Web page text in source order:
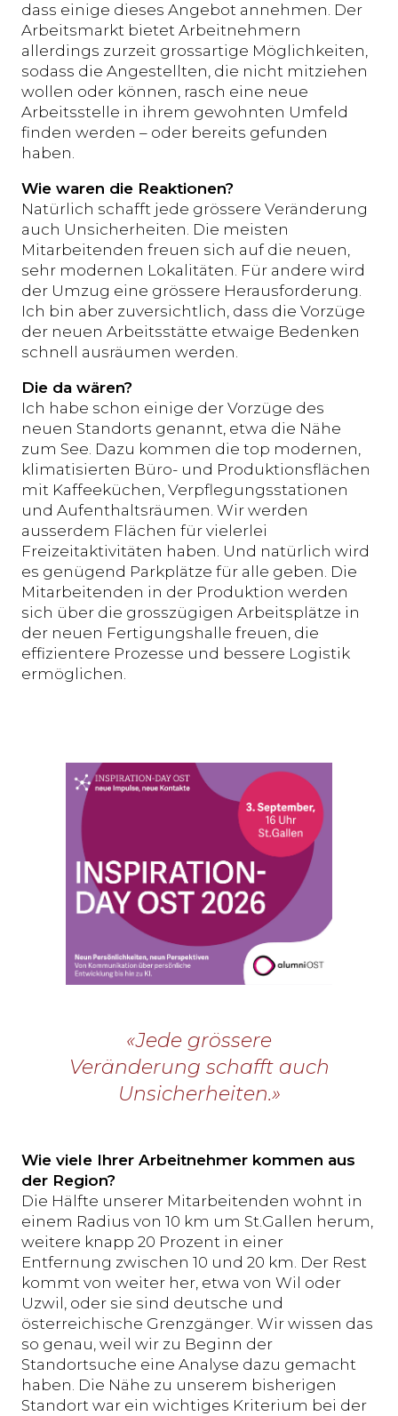
dass einige dieses Angebot annehmen. Der
Arbeitsmarkt bietet Arbeitnehmern
allerdings zurzeit grossartige Möglichkeiten,
sodass die Angestellten, die nicht mitziehen
wollen oder können, rasch eine neue
Arbeitsstelle in ihrem gewohnten Umfeld
finden werden – oder bereits gefunden
haben.
Wie waren die Reaktionen?
Natürlich schafft jede grössere Veränderung
auch Unsicherheiten. Die meisten
Mitarbeitenden freuen sich auf die neuen,
sehr modernen Lokalitäten. Für andere wird
der Umzug eine grössere Herausforderung.
Ich bin aber zuversichtlich, dass die Vorzüge
der neuen Arbeitsstätte etwaige Bedenken
schnell ausräumen werden.
Die da wären?
Ich habe schon einige der Vorzüge des
neuen Standorts genannt, etwa die Nähe
zum See. Dazu kommen die top modernen,
klimatisierten Büro- und Produktionsflächen
mit Kaffeeküchen, Verpflegungsstationen
und Aufenthaltsräumen. Wir werden
ausserdem Flächen für vielerlei
Freizeitaktivitäten haben. Und natürlich wird
es genügend Parkplätze für alle geben. Die
Mitarbeitenden in der Produktion werden
sich über die grosszügigen Arbeitsplätze in
der neuen Fertigungshalle freuen, die
effizientere Prozesse und bessere Logistik
ermöglichen.
«Jede grössere
Veränderung schafft auch
Unsicherheiten.»
Wie viele Ihrer Arbeitnehmer kommen aus
der Region?
Die Hälfte unserer Mitarbeitenden wohnt in
einem Radius von 10 km um St.Gallen herum,
weitere knapp 20 Prozent in einer
Entfernung zwischen 10 und 20 km. Der Rest
kommt von weiter her, etwa von Wil oder
Uzwil, oder sie sind deutsche und
österreichische Grenzgänger. Wir wissen das
so genau, weil wir zu Beginn der
Standortsuche eine Analyse dazu gemacht
haben. Die Nähe zu unserem bisherigen
Standort war ein wichtiges Kriterium bei der